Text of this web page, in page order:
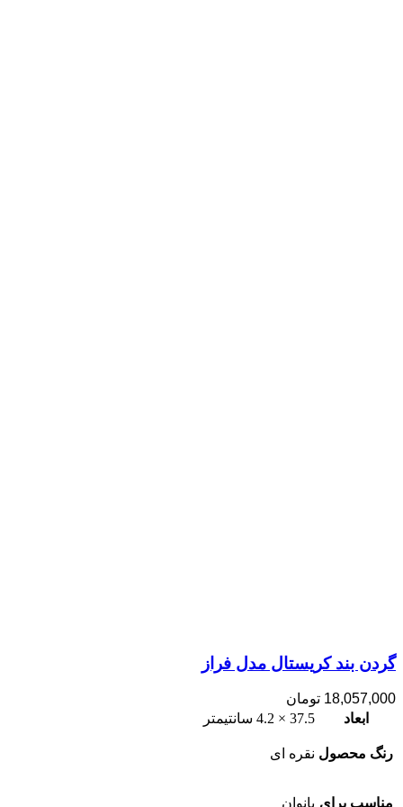
گردن بند کریستال مدل فراز
18,057,000 تومان
ابعاد
37.5 × 4.2 سانتیمتر
رنگ محصول نقره ای
مناسب برای بانوان